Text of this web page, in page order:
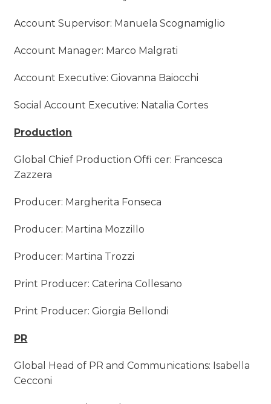
Account Supervisor: Manuela Scognamiglio
Account Manager: Marco Malgrati
Account Executive: Giovanna Baiocchi
Social Account Executive: Natalia Cortes
Production
Global Chief Production Offi cer: Francesca
Zazzera
Producer: Margherita Fonseca
Producer: Martina Mozzillo
Producer: Martina Trozzi
Print Producer: Caterina Collesano
Print Producer: Giorgia Bellondi
PR
Global Head of PR and Communications: Isabella
Cecconi